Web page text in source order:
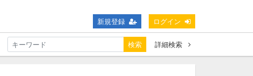
新規登録 ログイン
検索
詳細検索